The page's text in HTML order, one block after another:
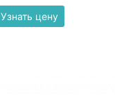
Узнать цену